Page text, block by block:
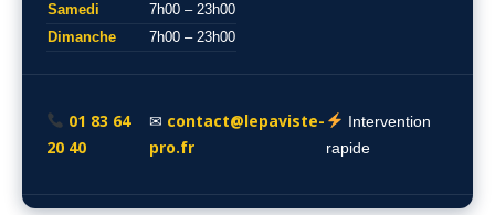
Samedi
7h00 – 23h00
Dimanche
7h00 – 23h00
01 83 64
20 40
✉ contact@lepaviste-
pro.fr
Intervention
rapide